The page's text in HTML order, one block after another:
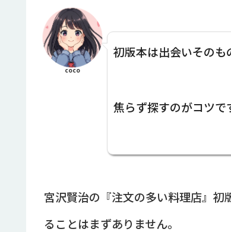
coco
初版本は出会いそのも
焦らず探すのがコツで
宮沢賢治の『注文の多い料理店』
ることはまずありません。